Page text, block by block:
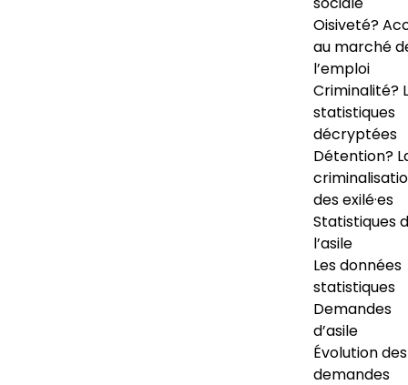
Oisiveté?
au marché
l’emploi
Criminalité?
statistiques
décryptées
Détention?
des exilé·es
Statistiques
l’asile
Les données
statistiques
Demandes
d’asile
Évolution des
demandes